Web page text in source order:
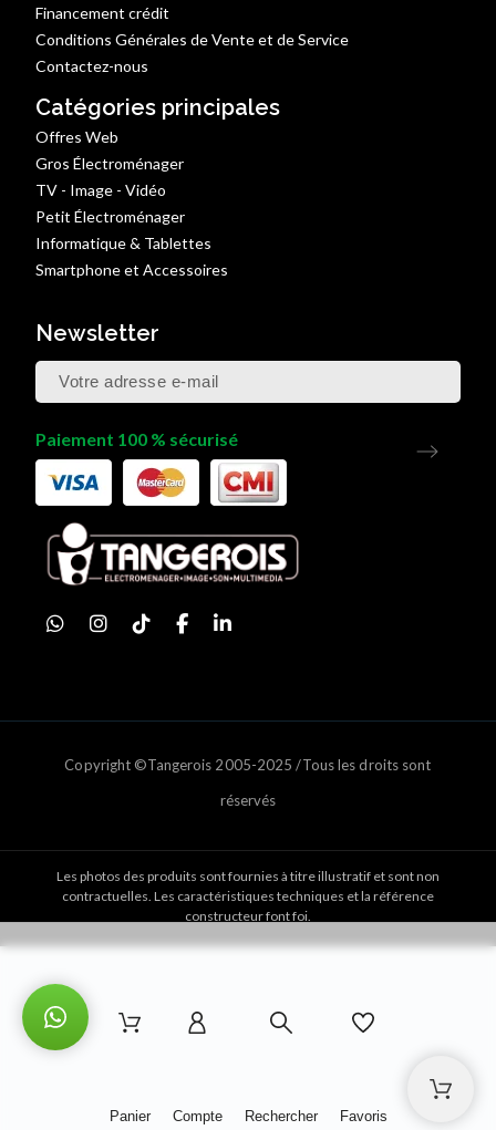
Financement crédit
Conditions Générales de Vente et de Service
Contactez-nous
Catégories principales
Offres Web
Gros Électroménager
TV - Image - Vidéo
Petit Électroménager
Informatique & Tablettes
Smartphone et Accessoires
Newsletter
Paiement 100 % sécurisé
Copyright ©Tangerois 2005-2025 /Tous les droits sont
réservés
Les photos des produits sont fournies à titre illustratif et sont non
contractuelles. Les caractéristiques techniques et la référence
constructeur font foi.
Panier Compte Rechercher Favoris